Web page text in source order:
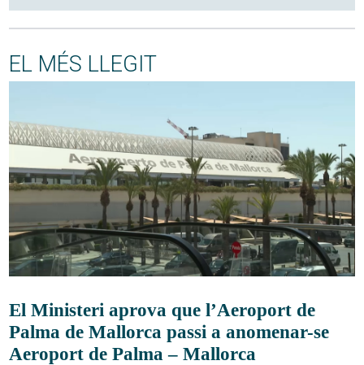
EL MÉS LLEGIT
El Ministeri aprova que l’Aeroport de
Palma de Mallorca passi a anomenar-se
Aeroport de Palma – Mallorca